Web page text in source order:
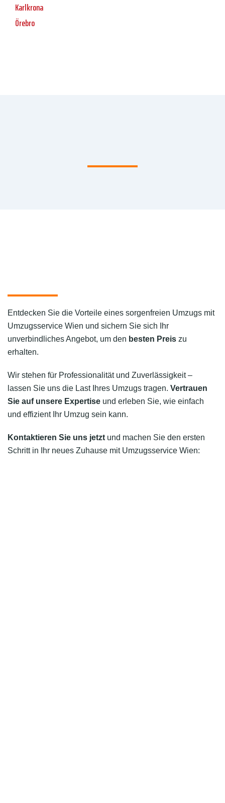
Karlkrona
Örebro
Entdecken Sie die Vorteile eines sorgenfreien Umzugs mit
Umzugsservice Wien und sichern Sie sich Ihr
unverbindliches Angebot, um den besten Preis zu
erhalten.
Wir stehen für Professionalität und Zuverlässigkeit –
lassen Sie uns die Last Ihres Umzugs tragen. Vertrauen
Sie auf unsere Expertise und erleben Sie, wie einfach
und effizient Ihr Umzug sein kann.
Kontaktieren Sie uns jetzt und machen Sie den ersten
Schritt in Ihr neues Zuhause mit Umzugsservice Wien: